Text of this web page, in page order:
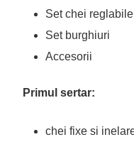
Set chei reglabile
Set burghiuri
Accesorii
Primul sertar:
chei fixe si